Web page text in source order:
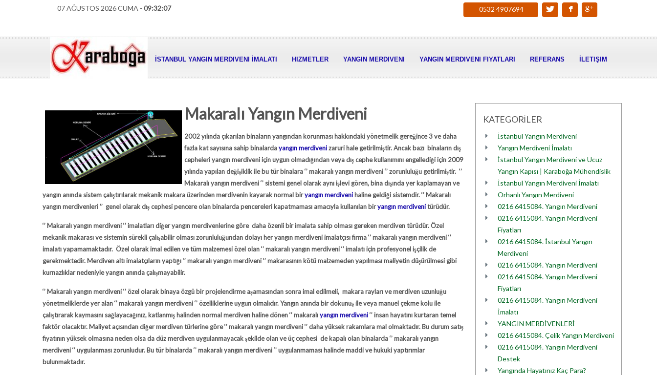
07 AĞUSTOS 2026 CUMA - 09:32:08 0532 4907694
İSTANBUL YANGIN MERDIVENI İMALATI HIZMETLER YANGIN MERDIVENI YANGIN MERDIVENI FIYATLARI REFERANS İLETIŞIM
Makaralı Yangın Merdiveni
2002 yılında çıkarılan binaların yangından korunması hakkındaki yönetmelik gereğince 3 ve daha
fazla kat sayısına sahip binalardayangın merdivenizaruri hale getirilmiştir. Ancak bazı binaların dış
cepheleri yangın merdiveni için uygun olmadığından veya dış cephe kullanımını engellediği için 2009
yılında yapılan değişiklik ile bu tür binalara ‘’makaralı yangın merdiveni‘’ zorunluluğu getirilmiştir. ‘’
Makaralı yangın merdiveni‘’ sistemi genel olarak aynı işlevi gören, bina dışında yer kaplamayan ve
yangın anında sistem çalıştırılarak mekanik makara üzerinden merdivenin kayarak normal biryangın merdiveni haline geldiği sistemdir. ‘’ Makaralı
yangın merdivenleri’’ genel olarak dış cephesi pencere olan binalarda pencereleri kapatmaması amacıyla kullanılan biryangın merdivenitürüdür.
‘’ Makaralı yangın merdiveni‘’ imalatları diğer yangın merdivenlerine göre daha özenli bir imalata sahip olması gereken merdiven türüdür. Özel
mekanik makarası ve sistemin sürekli çalışabilir olması zorunluluğundan dolayı her yangın merdiveni imalatçısı firma ‘’makaralı yangın merdiveni‘’
imalatı yapamamaktadır. Özel olarak imal edilen ve tüm malzemesi özel olan ‘’makaralı yangın merdiveni‘’ imalatı için profesyonel işçilik de
gerekmektedir. Merdiven altı imalatçıların yaptığı ‘’makaralı yangın merdiveni‘’ makarasının kötü malzemeden yapılması maliyetin düşürülmesi gibi
kurnazlıklar nedeniyle yangın anında çalışmayabilir.
‘’ Makaralı yangın merdiveni‘’ özel olarak binaya özgü bir projelendirme aşamasından sonra imal edilmeli, makara rayları ve merdiven uzunluğu
yönetmeliklerde yer alan ‘’makaralı yangın merdiveni‘’ özelliklerine uygun olmalıdır. Yangın anında bir dokunuş ile veya manuel çekme kolu ile
çalıştırarak kaymasını sağlayacağınız, katlanmış halinden normal merdiven haline dönen ‘’ makaralıyangın merdiveni‘’ insan hayatını kurtaran temel
faktör olacaktır. Maliyet açısından diğer merdiven türlerine göre ‘’makaralı yangın merdiveni‘’ daha yüksek rakamlara mal olmaktadır. Bu durum satış
fiyatının yüksek olmasına neden olsa da düz merdiven uygulanmayacak şekilde olan ve üç cephesi de kapalı olan binalarda ‘’ makaralı yangın
merdiveni ‘’ uygulanması zorunludur. Bu tür binalarda ‘’ makaralı yangın merdiveni ‘’ uygulanmaması halinde maddi ve hukuki yaptırımlar
bulunmaktadır.
KATEGORİLER
İstanbul Yangın Merdiveni
Yangın Merdiveni İmalatı
İstanbul Yangın Merdiveni ve Ucuz
Yangın Kapısı | Karaboğa Mühendislik
İstanbul Yangın Merdiveni İmalatı
Orhanlı Yangın Merdiveni
0216 6415084. Yangın Merdiveni
0216 6415084. Yangın Merdiveni
Fiyatları
0216 6415084. İstanbul Yangın
Merdiveni
0216 6415084. Yangın Merdiveni
0216 6415084. Yangın Merdiveni
Fiyatları
0216 6415084. Yangın Merdiveni
İmalatı
YANGIN MERDİVENLERİ
0216 6415084. Çelik Yangın Merdiveni
0216 6415084. Yangın Merdiveni
Destek
Yangında Hayatınız Kaç Para?